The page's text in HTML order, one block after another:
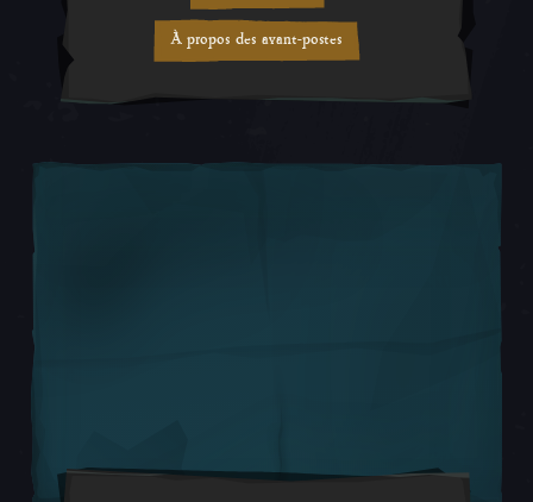
À propos des avant-postes